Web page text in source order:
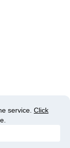
service. Click